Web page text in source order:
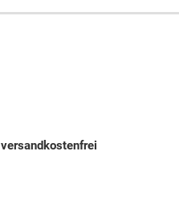
versandkostenfrei